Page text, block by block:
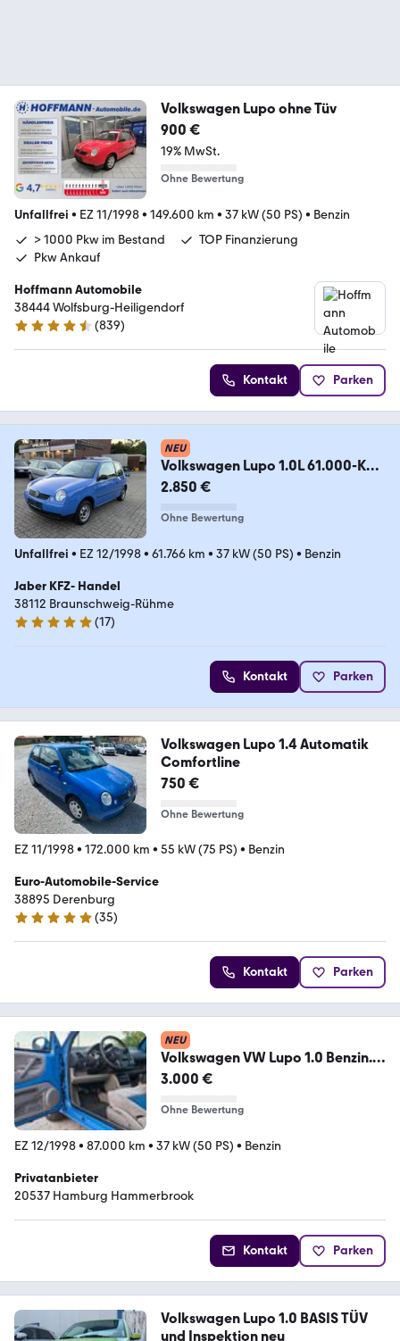
Volkswagen Lupo ohne Tüv
900 €
19% MwSt.
Ohne Bewertung
Unfallfrei • EZ 11/1998• 149.600 km • 37 kW (50 PS) • Benzin
> 1000 Pkw im Bestand
TOP Finanzierung
Pkw Ankauf
Hoffmann Automobile
38444 Wolfsburg-Heiligendorf
4.5 Sterne
(839)
Kontakt Parken
NEU
Volkswagen Lupo 1.0L 61.000-KM
TüvNeu Garantie TOP!!!
2.850 €
Ohne Bewertung
Unfallfrei • EZ 12/1998• 61.766 km • 37 kW (50 PS) • Benzin
Jaber KFZ- Handel
38112 Braunschweig-Rühme
5 Sterne
(17)
Kontakt Parken
Volkswagen Lupo 1.4 Automatik
Comfortline
750 €
Ohne Bewertung
EZ 11/1998• 172.000 km • 55 kW (75 PS) • Benzin
Euro-Automobile-Service
38895 Derenburg
4.9 Sterne
(35)
Kontakt Parken
NEU
Volkswagen VW Lupo 1.0 Benzin.
87 Tkm.1 Hand.vollsche...
3.000 €
Ohne Bewertung
EZ 12/1998• 87.000 km • 37 kW (50 PS) • Benzin
Privatanbieter
20537 Hamburg Hammerbrook
Kontakt Parken
Volkswagen Lupo 1.0 BASIS TÜV
und Inspektion neu